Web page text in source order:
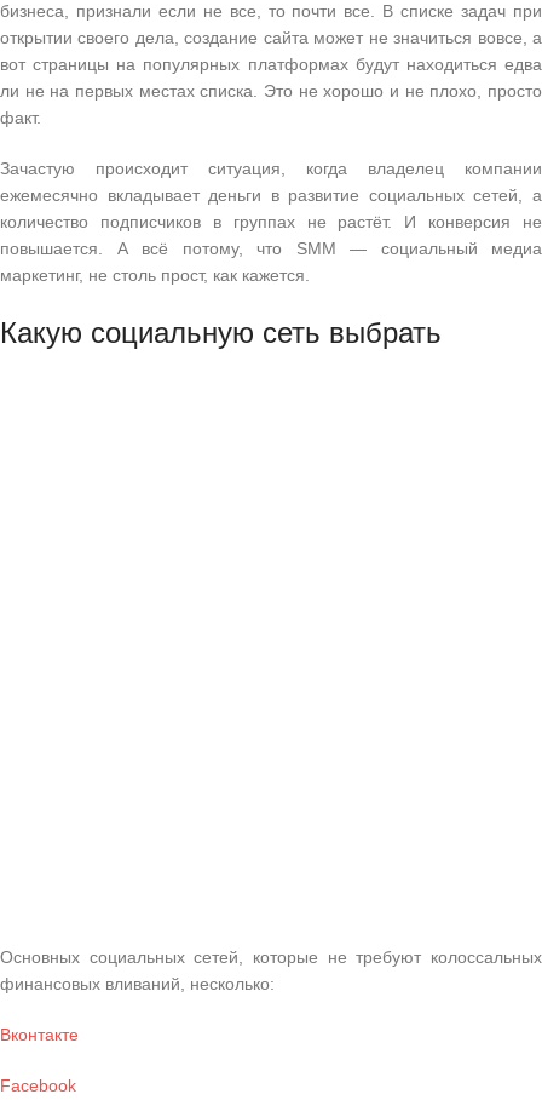
бизнеса, признали если не все, то почти все. В списке задач при
открытии своего дела, создание сайта может не значиться вовсе, а
вот страницы на популярных платформах будут находиться едва
ли не на первых местах списка. Это не хорошо и не плохо, просто
факт.
Зачастую происходит ситуация, когда владелец компании
ежемесячно вкладывает деньги в развитие социальных сетей, а
количество подписчиков в группах не растёт. И конверсия не
повышается. А всё потому, что SMM — социальный медиа
маркетинг, не столь прост, как кажется.
Какую социальную сеть выбрать
Основных социальных сетей, которые не требуют колоссальных
финансовых вливаний, несколько:
Вконтакте
Facebook